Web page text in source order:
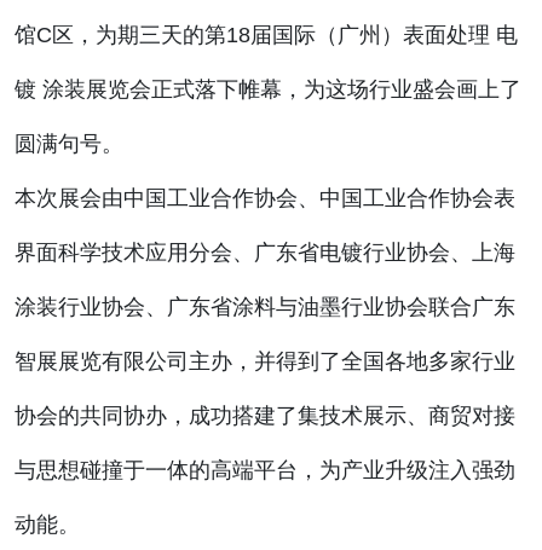
馆C区，为期三天的第18届国际（广州）表面处理 电
镀 涂装展览会正式落下帷幕，为这场行业盛会画上了
圆满句号。
本次展会由中国工业合作协会、中国工业合作协会表
界面科学技术应用分会、广东省电镀行业协会、上海
涂装行业协会、广东省涂料与油墨行业协会联合广东
智展展览有限公司主办，并得到了全国各地多家行业
协会的共同协办，成功搭建了集技术展示、商贸对接
与思想碰撞于一体的高端平台，为产业升级注入强劲
动能。